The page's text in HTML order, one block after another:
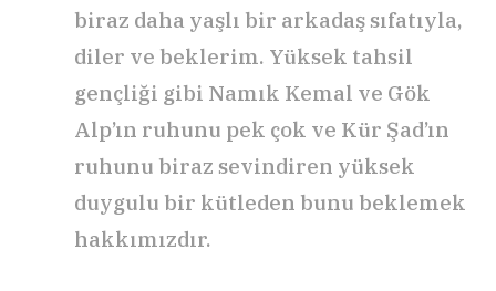
biraz daha yaşlı bir arkadaş sıfatıyla,
diler ve beklerim. Yüksek tahsil
gençliği gibi Namık Kemal ve Gök
Alp’ın ruhunu pek çok ve Kür Şad’ın
ruhunu biraz sevindiren yüksek
duygulu bir kütleden bunu beklemek
hakkımızdır.